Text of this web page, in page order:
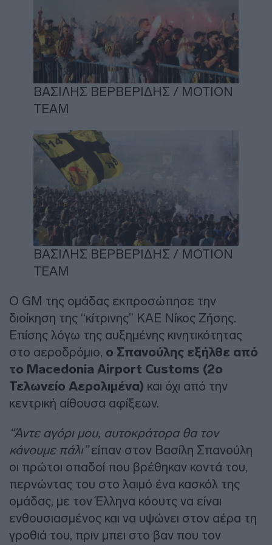
ΒΑΣΙΛΗΣ ΒΕΡΒΕΡΙΔΗΣ / ΜΟΤΙΟΝ
ΤΕΑΜ
ΒΑΣΙΛΗΣ ΒΕΡΒΕΡΙΔΗΣ / ΜΟΤΙΟΝ
ΤΕΑΜ
Ο GM της ομάδας εκπροσώπησε την
διοίκηση της “κίτρινης” ΚΑΕ Νίκος Ζήσης.
Επίσης λόγω της αυξημένης κινητικότητας
στο αεροδρόμιο, ο Σπανούλης εξήλθε από
το Macedonia Airport Customs (2ο
Τελωνείο Αερολιμένα) και όχι από την
κεντρική αίθουσα αφίξεων.
“Άντε αγόρι μου, αυτοκράτορα θα τον
κάνουμε πάλι”είπαν στον Βασίλη Σπανούλη
οι πρώτοι οπαδοί που βρέθηκαν κοντά του,
περνώντας του στο λαιμό ένα κασκόλ της
ομάδας, με τον Έλληνα κόουτς να είναι
ενθουσιασμένος και να υψώνει στον αέρα τη
γροθιά του, πριν μπει στο βαν που τον